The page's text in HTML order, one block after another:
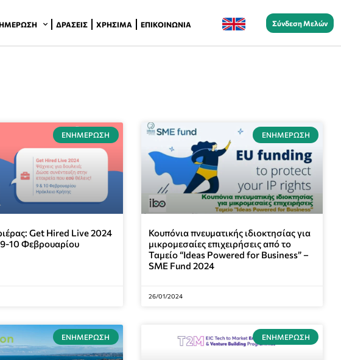
ΔΡΆΣΕΙΣ ΧΡΉΣΙΜΑ ΕΠΙΚΟΙΝΩΝΊΑ Σύνδεση Μελών
ΕΝΗΜΈΡΩΣΗ
Get Hired Live 2024
10 Φεβρουαρίου
ΕΝΗΜΈΡΩΣΗ
Κουπόνια πνευματικής ιδιοκτησίας για
μικρομεσαίες επιχειρήσεις από το
Ταμείο “Ideas Powered for Business” –
SME Fund 2024
26/01/2024
ΕΝΗΜΈΡΩΣΗ ΕΝΗΜΈΡΩΣΗ